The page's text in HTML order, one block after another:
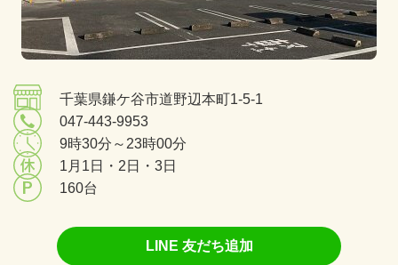
千葉県鎌ケ谷市道野辺本町1-5-1
047-443-9953
9時30分～23時00分
1月1日・2日・3日
160台
LINE 友だち追加